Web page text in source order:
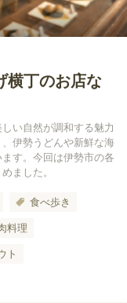
横丁のお店な
い自然が調和する魅力
伊勢うどんや新鮮な海
す。今回は伊勢市の各
ました。
食べ歩き
料理
ト